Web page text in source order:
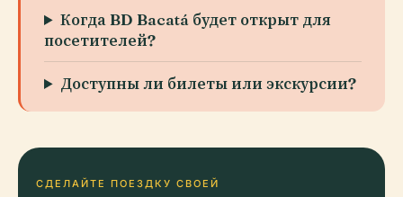
Когда BD Bacatá будет открыт для
посетителей?
Доступны ли билеты или экскурсии?
СДЕЛАЙТЕ ПОЕЗДКУ СВОЕЙ